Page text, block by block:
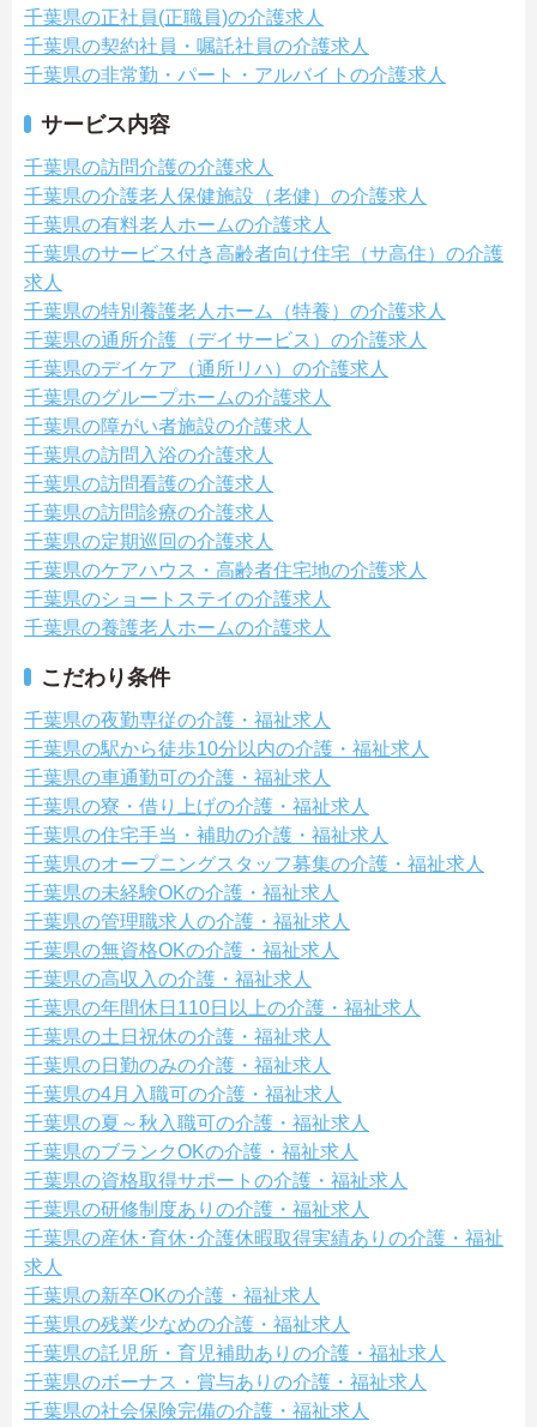
千葉県の正社員(正職員)の介護求人
千葉県の契約社員・嘱託社員の介護求人
千葉県の非常勤・パート・アルバイトの介護求人
サービス内容
千葉県の訪問介護の介護求人
千葉県の介護老人保健施設（老健）の介護求人
千葉県の有料老人ホームの介護求人
千葉県のサービス付き高齢者向け住宅（サ高住）の介護
求人
千葉県の特別養護老人ホーム（特養）の介護求人
千葉県の通所介護（デイサービス）の介護求人
千葉県のデイケア（通所リハ）の介護求人
千葉県のグループホームの介護求人
千葉県の障がい者施設の介護求人
千葉県の訪問入浴の介護求人
千葉県の訪問看護の介護求人
千葉県の訪問診療の介護求人
千葉県の定期巡回の介護求人
千葉県のケアハウス・高齢者住宅地の介護求人
千葉県のショートステイの介護求人
千葉県の養護老人ホームの介護求人
こだわり条件
千葉県の夜勤専従の介護・福祉求人
千葉県の駅から徒歩10分以内の介護・福祉求人
千葉県の車通勤可の介護・福祉求人
千葉県の寮・借り上げの介護・福祉求人
千葉県の住宅手当・補助の介護・福祉求人
千葉県のオープニングスタッフ募集の介護・福祉求人
千葉県の未経験OKの介護・福祉求人
千葉県の管理職求人の介護・福祉求人
千葉県の無資格OKの介護・福祉求人
千葉県の高収入の介護・福祉求人
千葉県の年間休日110日以上の介護・福祉求人
千葉県の土日祝休の介護・福祉求人
千葉県の日勤のみの介護・福祉求人
千葉県の4月入職可の介護・福祉求人
千葉県の夏～秋入職可の介護・福祉求人
千葉県のブランクOKの介護・福祉求人
千葉県の資格取得サポートの介護・福祉求人
千葉県の研修制度ありの介護・福祉求人
千葉県の産休･育休･介護休暇取得実績ありの介護・福祉
求人
千葉県の新卒OKの介護・福祉求人
千葉県の残業少なめの介護・福祉求人
千葉県の託児所・育児補助ありの介護・福祉求人
千葉県のボーナス・賞与ありの介護・福祉求人
千葉県の社会保険完備の介護・福祉求人